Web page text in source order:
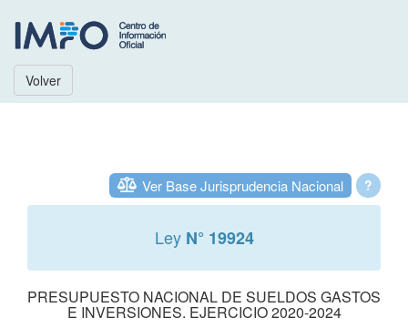
Volver
?
Ver Base Jurisprudencia Nacional
Ley N° 19924
PRESUPUESTO NACIONAL DE SUELDOS GASTOS
E INVERSIONES. EJERCICIO 2020-2024